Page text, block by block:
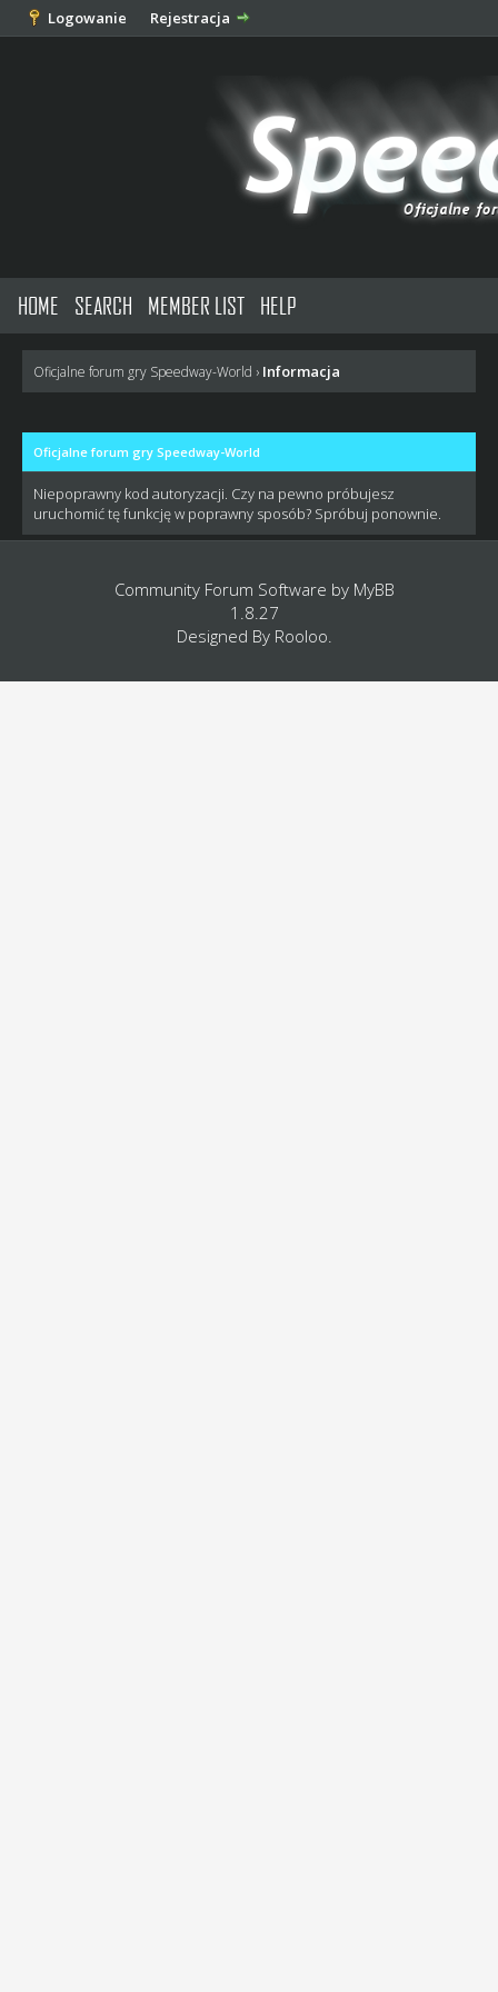
Logowanie Rejestracja
HOME SEARCH MEMBER LIST HELP
Oficjalne forum gry Speedway-World › Informacja
Oficjalne forum gry Speedway-World
Niepoprawny kod autoryzacji. Czy na pewno próbujesz
uruchomić tę funkcję w poprawny sposób? Spróbuj ponownie.
Community Forum Software by MyBB
1.8.27
Designed By Rooloo.